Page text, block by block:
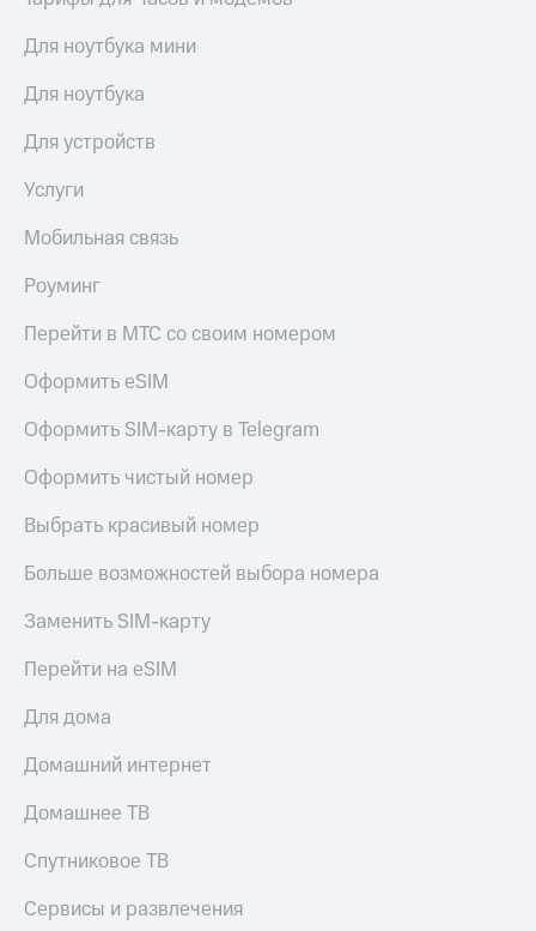
Для ноутбука мини
Для ноутбука
Для устройств
Услуги
Мобильная связь
Роуминг
Перейти в МТС со своим номером
Оформить eSIM
Оформить SIM-карту в Telegram
Оформить чистый номер
Выбрать красивый номер
Больше возможностей выбора номера
Заменить SIM-карту
Перейти на eSIM
Для дома
Домашний интернет
Домашнее ТВ
Спутниковое ТВ
Сервисы и развлечения